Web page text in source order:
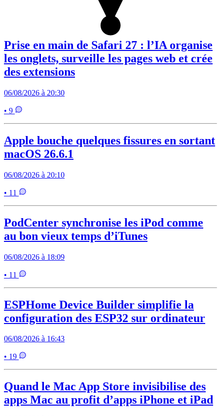
Prise en main de Safari 27 : l’IA organise
les onglets, surveille les pages web et crée
des extensions
06/08/2026 à 20:30
• 9
Apple bouche quelques fissures en sortant
macOS 26.6.1
06/08/2026 à 20:10
• 11
PodCenter synchronise les iPod comme
au bon vieux temps d’iTunes
06/08/2026 à 18:09
• 11
ESPHome Device Builder simplifie la
configuration des ESP32 sur ordinateur
06/08/2026 à 16:43
• 19
Quand le Mac App Store invisibilise des
apps Mac au profit d’apps iPhone et iPad